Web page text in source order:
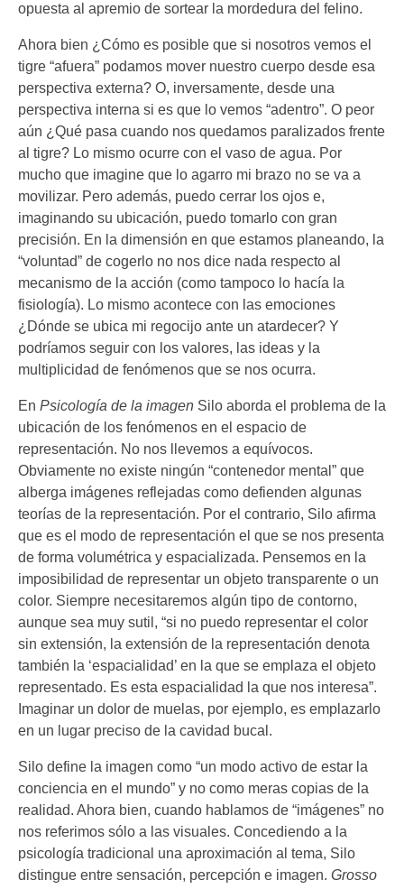
opuesta al apremio de sortear la mordedura del felino.
Ahora bien ¿Cómo es posible que si nosotros vemos el
tigre “afuera” podamos mover nuestro cuerpo desde esa
perspectiva externa? O, inversamente, desde una
perspectiva interna si es que lo vemos “adentro”. O peor
aún ¿Qué pasa cuando nos quedamos paralizados frente
al tigre? Lo mismo ocurre con el vaso de agua. Por
mucho que imagine que lo agarro mi brazo no se va a
movilizar. Pero además, puedo cerrar los ojos e,
imaginando su ubicación, puedo tomarlo con gran
precisión. En la dimensión en que estamos planeando, la
“voluntad” de cogerlo no nos dice nada respecto al
mecanismo de la acción (como tampoco lo hacía la
fisiología). Lo mismo acontece con las emociones
¿Dónde se ubica mi regocijo ante un atardecer? Y
podríamos seguir con los valores, las ideas y la
multiplicidad de fenómenos que se nos ocurra.
En Psicología de la imagen Silo aborda el problema de la
ubicación de los fenómenos en el espacio de
representación. No nos llevemos a equívocos.
Obviamente no existe ningún “contenedor mental” que
alberga imágenes reflejadas como defienden algunas
teorías de la representación. Por el contrario, Silo afirma
que es el modo de representación el que se nos presenta
de forma volumétrica y espacializada. Pensemos en la
imposibilidad de representar un objeto transparente o un
color. Siempre necesitaremos algún tipo de contorno,
aunque sea muy sutil, “si no puedo representar el color
sin extensión, la extensión de la representación denota
también la ‘espacialidad’ en la que se emplaza el objeto
representado. Es esta espacialidad la que nos interesa”.
Imaginar un dolor de muelas, por ejemplo, es emplazarlo
en un lugar preciso de la cavidad bucal.
Silo define la imagen como “un modo activo de estar la
conciencia en el mundo” y no como meras copias de la
realidad. Ahora bien, cuando hablamos de “imágenes” no
nos referimos sólo a las visuales. Concediendo a la
psicología tradicional una aproximación al tema, Silo
distingue entre sensación, percepción e imagen. Grosso